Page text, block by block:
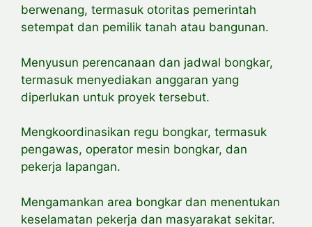
berwenang, termasuk otoritas pemerintah
setempat dan pemilik tanah atau bangunan.
Menyusun perencanaan dan jadwal bongkar,
termasuk menyediakan anggaran yang
diperlukan untuk proyek tersebut.
Mengkoordinasikan regu bongkar, termasuk
pengawas, operator mesin bongkar, dan
pekerja lapangan.
Mengamankan area bongkar dan menentukan
keselamatan pekerja dan masyarakat sekitar.